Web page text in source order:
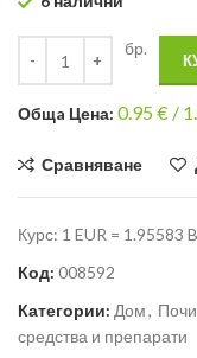
бр.
Общa Цена: 0.95€ /
Сравняване
Курс: 1 EUR = 1.95583
Код: 008592
Категории: Дом,
средства и препарати